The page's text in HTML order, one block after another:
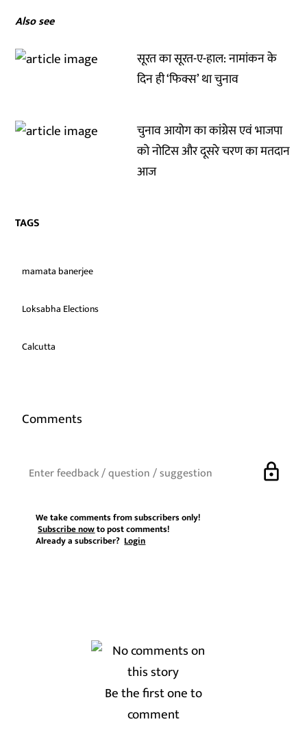
Also see
सूरत का सूरत-ए-हाल: नामांकन के
दिन ही ‘फिक्स’ था चुनाव
चुनाव आयोग का कांग्रेस एवं भाजपा
को नोटिस और दूसरे चरण का मतदान
आज
TAGS
mamata banerjee
Loksabha Elections
Calcutta
Comments
lock
We take comments from subscribers only!
Subscribe nowto post comments!
Already a subscriber?Login
Be the first one to
comment